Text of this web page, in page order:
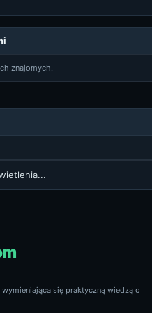
znajomych.
się praktyczną wiedzą o